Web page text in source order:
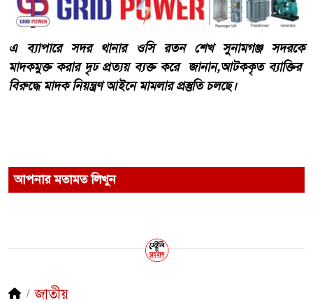
এ ব্যাপারে সদর থানার ওসি রতন শেখ সুনামগঞ্জ সদরকে
মাদকমুক্ত করার দৃঢ প্রত্যয় ব্যক্ত করে জানান,আটককৃত ব্যাক্তির
বিরুদ্ধে মাদক নিয়ন্ত্রণ আইনে মামলার প্রস্তুতি চলছে।
আপনার মতামত লিখুন
জাতীয়